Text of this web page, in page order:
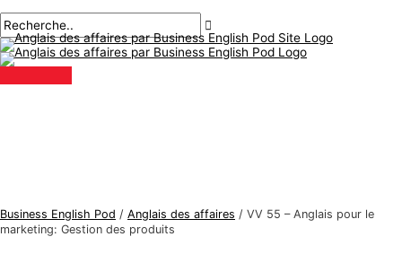
au
contenu
principal
Business English Pod / Anglais des affaires / VV 55 – Anglais pour le
marketing: Gestion des produits
des
articles
ici..
mail*
S
u
j
e
n
R
e
c
h
r